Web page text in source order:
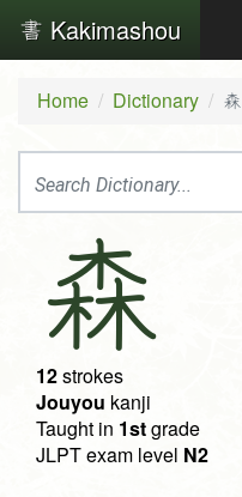
Kakimashou
Home Dictionary 森
森
12strokes
Jouyou kanji
Taught in 1stgrade
JLPT exam level N2